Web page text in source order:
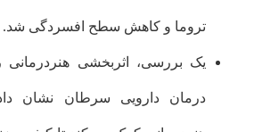
تروما و کاهش سطح افسردگی شد.
یک بررسی، اثربخشی هنر‌درمانی
درمان دارویی سرطان نشان